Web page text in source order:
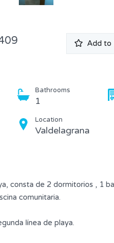
Add to
Bathrooms
1
Location
Valdelagrana
consta de 2 dormitorios , 1
comunitaria.
línea de playa.